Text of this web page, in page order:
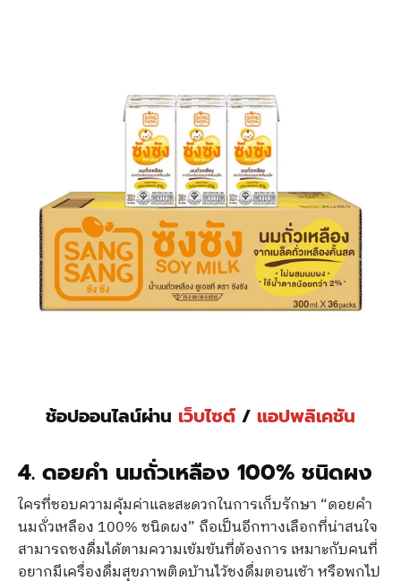
ช้อปออนไลน์ผ่าน เว็บไซต์ / แอปพลิเคชัน
4. ดอยคำ นมถั่วเหลือง 100% ชนิดผง
ใครที่ชอบความคุ้มค่าและสะดวกในการเก็บรักษา “ดอยคำ
นมถั่วเหลือง 100% ชนิดผง” ถือเป็นอีกทางเลือกที่น่าสนใจ
สามารถชงดื่มได้ตามความเข้มข้นที่ต้องการ เหมาะกับคนที่
อยากมีเครื่องดื่มสุขภาพติดบ้านไว้ชงดื่มตอนเช้า หรือพกไป